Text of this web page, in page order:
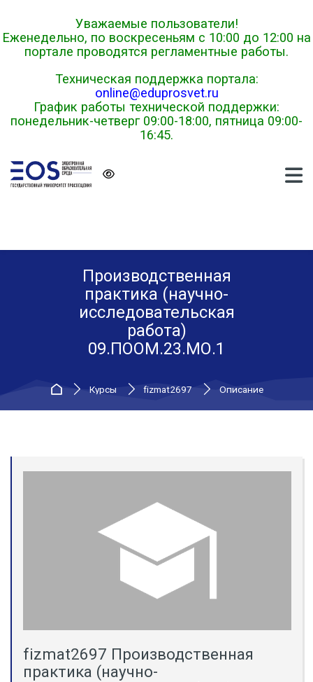
Уважаемые пользователи!
Еженедельно, по воскресеньям с 10:00 до 12:00 на
портале проводятся регламентные работы.
Техническая поддержка портала:
online@eduprosvet.ru
График работы технической поддержки:
понедельник-четверг 09:00-18:00, пятница 09:00-
16:45.
Производственная
практика (научно-
исследовательская
работа)
09.ПООМ.23.МО.1
В начало
Курсы fizmat2697 Описание
fizmat2697 Производственная
практика (научно-